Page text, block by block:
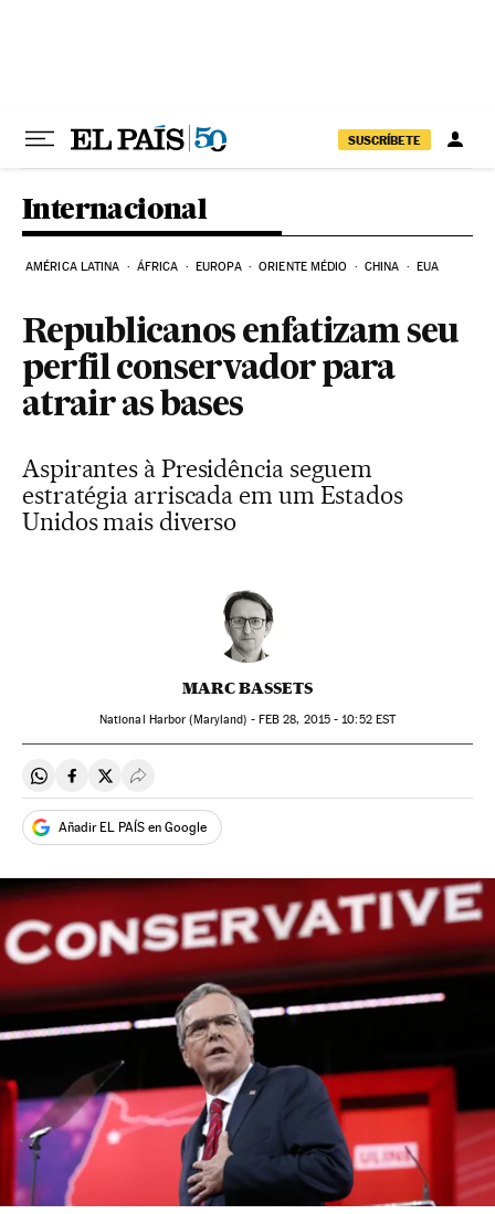
SUSCRÍBETE
Internacional
AMÉRICA LATINA ÁFRICA EUROPA ORIENTE MÉDIO CHINA EUA
Republicanos enfatizam seu
perfil conservador para
atrair as bases
Aspirantes à Presidência seguem
estratégia arriscada em um Estados
Unidos mais diverso
MARC BASSETS
National Harbor (Maryland) - FEB 28, 2015 - 10:52EST
Compartir en Whatsapp
Compartir en Facebook
Compartir en Twitter
Desplegar Redes Sociales
Añadir EL PAÍS en Google